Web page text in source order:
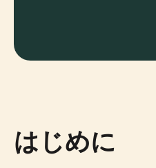
はじめに